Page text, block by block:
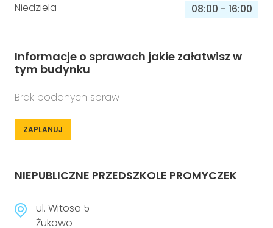
Niedziela
08:00 - 16:00
Informacje o sprawach jakie załatwisz w
tym budynku
Brak podanych spraw
ZAPLANUJ
NIEPUBLICZNE PRZEDSZKOLE PROMYCZEK
ul. Witosa 5
Żukowo